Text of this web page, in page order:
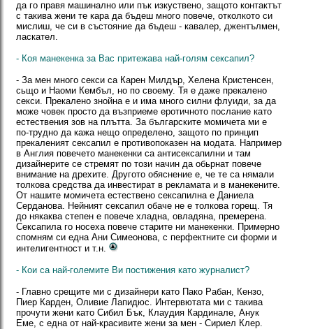
да го правя машинално или пък изкуствено, защото контактът
с такива жени те кара да бъдеш много повече, отколкото си
мислиш, че си в състояние да бъдеш - кавалер, джентълмен,
ласкател.
- Коя манекенка за Вас притежава най-голям сексапил?
- За мен много секси са Карен Милдър, Хелена Кристенсен,
сьщо и Наоми Кембъл, но по своему. Тя е даже прекалено
секси. Прекалено знойна е и има много силни флуиди, за да
може човек просто да възприеме еротичното послание като
естествения зов на плътта. За българските момичета ми е
по-трудно да кажа нещо определено, защото по принцип
прекаленият сексапил е противопоказен на модата. Например
в Англия повечето манекенки са антисексапилни и там
дизайнерите се стремят по този начин да обьрнат повече
внимание на дрехите. Другото обяснение е, че те са нямали
толкова средства да инвестират в рекламата и в манекените.
От нашите момичета естествено сексапилна е Даниела
Серданова. Нейният сексапил обаче не е толкова горещ. Тя
до някаква степен е повече хладна, овладяна, премерена.
Сексапила го носеха повече старите ни манекенки. Примерно
спомням си една Ани Симеонова, с перфектните си форми и
интелигентност и т.н.
- Кои са най-големите Ви постижения като журналист?
- Главно срещите ми с дизайнери като Пако Рабан, Кензо,
Пиер Карден, Оливие Лапидюс. Интервютата ми с такива
прочути жени като Сибил Бък, Клаудия Кардинале, Анук
Еме, с една от най-красивите жени за мен - Сириел Клер.